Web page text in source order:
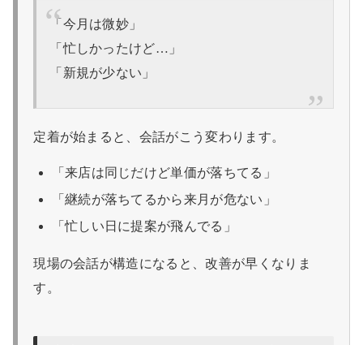
「今月は微妙」
「忙しかったけど…」
「新規が少ない」
定着が始まると、会話がこう変わります。
「来店は同じだけど単価が落ちてる」
「継続が落ちてるから来月が危ない」
「忙しい日に提案が飛んでる」
現場の会話が構造になると、改善が早くなりま
す。